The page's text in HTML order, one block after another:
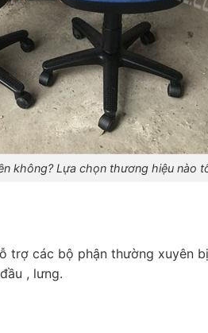
không? Lựa chọn thương hiệu nào
trợ các bộ phận thường xuyên
, lưng.